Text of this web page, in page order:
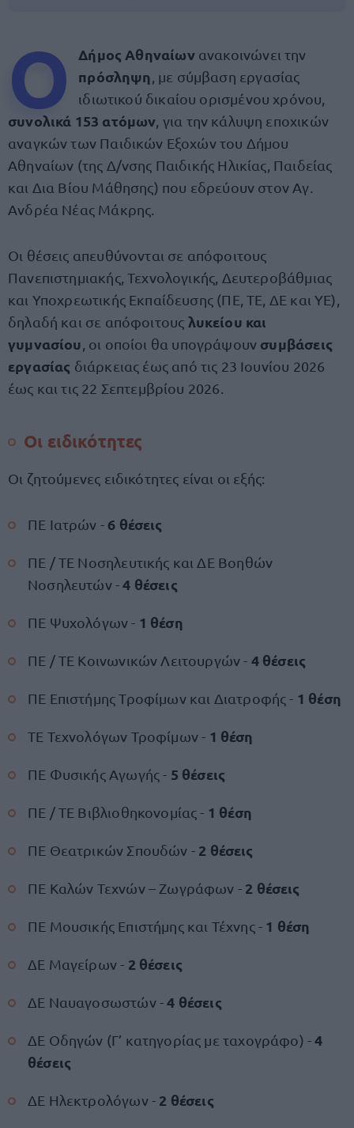
Ο Δήμος Αθηναίων ανακοινώνει την
πρόσληψη , με σύμβαση εργασίας
ιδιωτικού δικαίου ορισμένου χρόνου,
συνολικά 153 ατόμων , για την κάλυψη εποχικών
αναγκών των Παιδικών Εξοχών του Δήμου
Αθηναίων (της Δ/νσης Παιδικής Ηλικίας, Παιδείας
και Δια Βίου Μάθησης) που εδρεύουν στον Αγ.
Ανδρέα Νέας Μάκρης.
Οι θέσεις απευθύνονται σε απόφοιτους
Πανεπιστημιακής, Τεχνολογικής, Δευτεροβάθμιας
και Υποχρεωτικής Εκπαίδευσης (ΠΕ, ΤΕ, ΔΕ και ΥΕ),
δηλαδή και σε απόφοιτους λυκείου και
γυμνασίου , οι οποίοι θα υπογράψουν συμβάσεις
εργασίας διάρκειας έως από τις 23 Ιουνίου 2026
έως και τις 22 Σεπτεμβρίου 2026.
Οι ειδικότητες
Οι ζητούμενες ειδικότητες είναι οι εξής:
ΠΕ Ιατρών - 6 θέσεις
ΠΕ / ΤΕ Νοσηλευτικής και ΔΕ Βοηθών
Νοσηλευτών -4 θέσεις
ΠΕ Ψυχολόγων - 1 θέση
ΠΕ / ΤΕ Κοινωνικών Λειτουργών - 4 θέσεις
ΠΕ Επιστήμης Τροφίμων και Διατροφής - 1 θέση
ΤΕ Τεχνολόγων Τροφίμων - 1 θέση
ΠΕ Φυσικής Αγωγής - 5 θέσεις
ΠΕ / ΤΕ Βιβλιοθηκονομίας - 1 θέση
ΠΕ Θεατρικών Σπουδών - 2 θέσεις
ΠΕ Καλών Τεχνών – Ζωγράφων - 2 θέσεις
ΠΕ Μουσικής Επιστήμης και Τέχνης - 1 θέση
ΔΕ Μαγείρων - 2 θέσεις
ΔΕ Ναυαγοσωστών -4 θέσεις
ΔΕ Οδηγών (Γ’ κατηγορίας με ταχογράφο) -4
θέσεις
ΔΕ Ηλεκτρολόγων - 2 θέσεις